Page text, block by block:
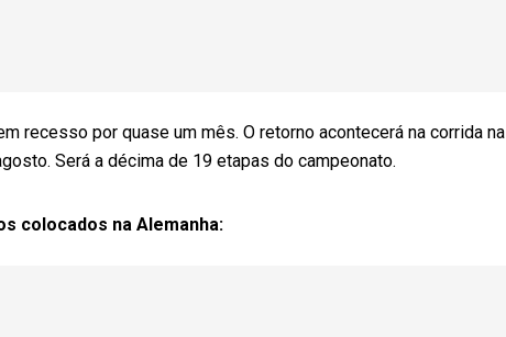
recesso por quase um mês. O retorno acontecerá na corrida na
Será a décima de 19 etapas do campeonato.
colocados na Alemanha: